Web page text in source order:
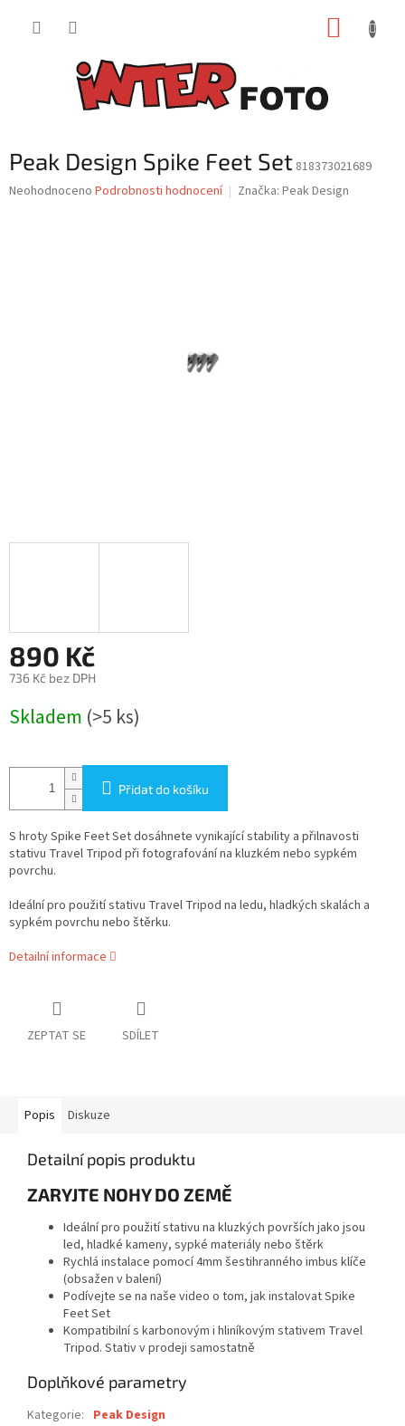
Peak Design Spike Feet Set 818373021689
Průměrné
Neohodnoceno Podrobnosti hodnocení Značka: Peak Design
890 Kč
736 Kč bez DPH
cena:
Skladem (>5 ks)
Přidat do košíku
S hroty Spike Feet Set dosáhnete vynikající stability a přilnavosti
stativu Travel Tripod při fotografování na kluzkém nebo sypkém
povrchu.
Ideální pro použití stativu Travel Tripod na ledu, hladkých skalách a
sypkém povrchu nebo štěrku.
Detailní informace
ZEPTAT SE SDÍLET
Popis Diskuze
Detailní popis produktu
ZARYJTE NOHY DO ZEMĚ
Ideální pro použití stativu na kluzkých površích jako jsou
led, hladké kameny, sypké materiály nebo štěrk
Rychlá instalace pomocí 4mm šestihranného imbus klíče
(obsažen v balení)
Podívejte se na naše video o tom, jak instalovat Spike
Feet Set
Kompatibilní s karbonovým i hliníkovým stativem Travel
Tripod. Stativ v prodeji samostatně
Doplňkové parametry
Kategorie: Peak Design